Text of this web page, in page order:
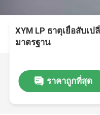
XYM LP ธาตุเยื่อสับเ
มาตรฐาน
ราคาถูกที่สุด